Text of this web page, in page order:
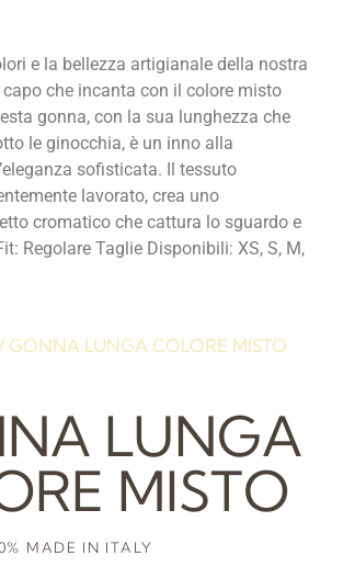
e la bellezza artigianale della nostra
che incanta con il colore misto
gonna, con la sua lunghezza che
le ginocchia, è un inno alla
sofisticata. Il tessuto
lavorato, crea uno
cromatico che cattura lo sguardo e
Regolare Taglie Disponibili: XS, S, M,
/ GONNA LUNGA COLORE MISTO
LUNGA
MISTO
MADE IN ITALY